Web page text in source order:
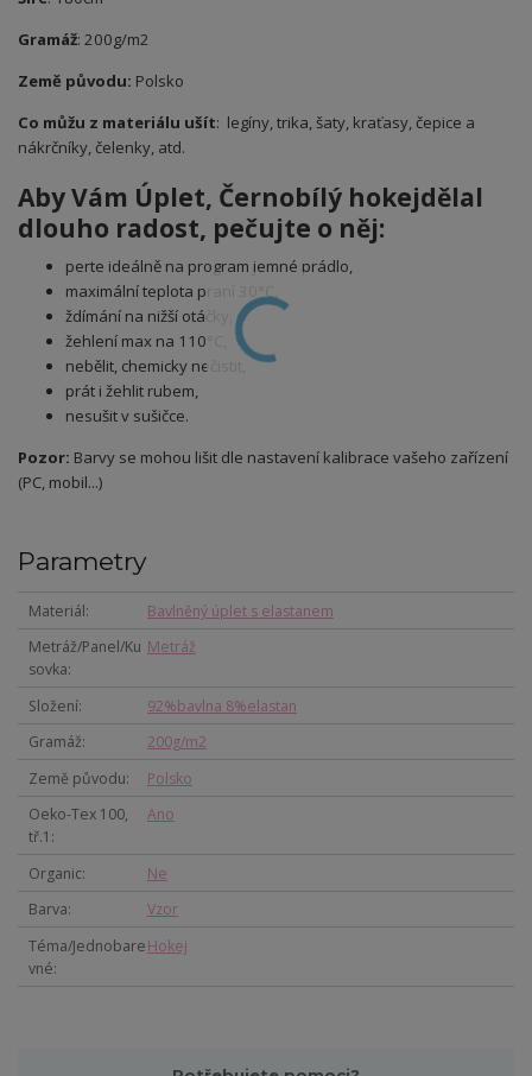
Gramáž: 200g/m2
Země původu: Polsko
Co můžu z materiálu ušít: legíny, trika, šaty, kraťasy, čepice a
nákrčníky, čelenky, atd.
Aby Vám Úplet, Černobílý hokejdělal
dlouho radost, pečujte o něj:
perte ideálně na program jemné prádlo,
maximální teplota praní 30°C,
ždímání na nižší otáčky,
žehlení max na 110°C,
nebělit, chemicky nečistit,
prát i žehlit rubem,
nesušit v sušičce.
Pozor: Barvy se mohou lišit dle nastavení kalibrace vašeho zařízení
(PC, mobil...)
Parametry
Materiál
Bavlněný úplet s elastanem
Metráž/Panel/Ku
sovka
Metráž
Složení
92%bavlna 8%elastan
Gramáž
200g/m2
Země původu
Polsko
Oeko-Tex 100,
tř.1
Ano
Organic
Ne
Barva
Vzor
Téma/Jednobare
vné
Hokej